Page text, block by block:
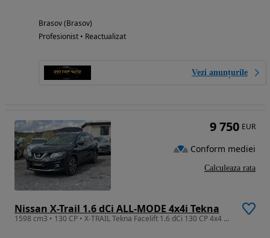
Brasov (Brasov)
Profesionist • Reactualizat
Vezi anunțurile
Nissan X-Trail 1.6 dCi ALL-MODE 4x4i Tekna
1598 cm3 • 130 CP • X-TRAIL Tekna Facelift 1.6 dCi 130 CP 4x4 X-Tronic EURO5 Rate/Garantie
9 750 EUR
Conform mediei
Calculeaza rata